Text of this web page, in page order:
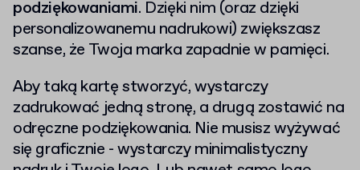
podziękowaniami. Dzięki nim (oraz dzięki
personalizowanemu nadrukowi) zwiększasz
szanse, że Twoja marka zapadnie w pamięci.
Aby taką kartę stworzyć, wystarczy
zadrukować jedną stronę, a drugą zostawić na
odręczne podziękowania. Nie musisz wyżywać
się graficznie - wystarczy minimalistyczny